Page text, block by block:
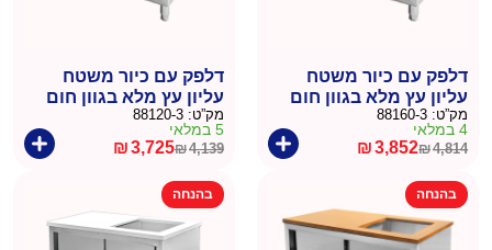
דלפק עם כיור משטח
עליון עץ מלא בגוון חום
אגוז 164 סמ – דניאל
מק”ט: 88160-3
4 במלאי
₪4,814
המחיר
המקורי
היה:
₪4,814.
₪3,852
המחיר
הנוכחי
הוא:
₪3,852.
דלפק עם כיור משטח
עליון עץ מלא בגוון חום
אגוז 124 סמ – דניאל
מק”ט: 88120-3
5 במלאי
₪4,139
המחיר
המקורי
היה:
₪4,139.
₪3,725
המחיר
הנוכחי
הוא:
₪3,725.
בהנחה בהנחה